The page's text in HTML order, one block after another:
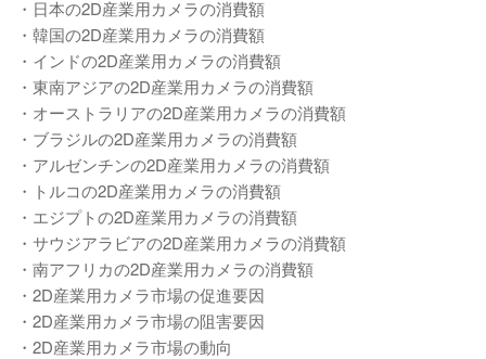
・日本の2D産業用カメラの消費額
・韓国の2D産業用カメラの消費額
・インドの2D産業用カメラの消費額
・東南アジアの2D産業用カメラの消費額
・オーストラリアの2D産業用カメラの消費額
・ブラジルの2D産業用カメラの消費額
・アルゼンチンの2D産業用カメラの消費額
・トルコの2D産業用カメラの消費額
・エジプトの2D産業用カメラの消費額
・サウジアラビアの2D産業用カメラの消費額
・南アフリカの2D産業用カメラの消費額
・2D産業用カメラ市場の促進要因
・2D産業用カメラ市場の阻害要因
・2D産業用カメラ市場の動向